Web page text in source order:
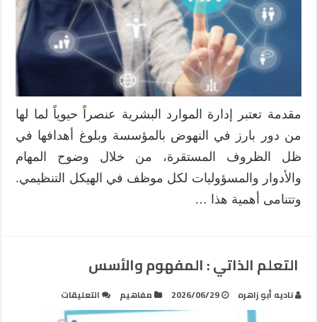
ظل
الأزمات
والنزاعات
مغلقة
مقدمة تعتبر إدارة الموارد البشرية عنصراً حيوياً لما لها
من دور بارز في النهوض بالمؤسسة وبلوغ أهدافها في
ظل الظروف المستقرة، من خلال وضوح المهام
والأدوار والمسؤوليات لكل موظف في الهيكل التنظيمي.
وتتنامى أهمية هذا …
التعلم الذاتي : المفهوم والأسس
ناديه أبو زاهره 2026/06/29 مفاهيم التعليقات